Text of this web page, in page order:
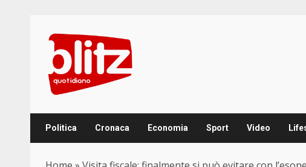
content
Politica Cronaca Economia Sport Video